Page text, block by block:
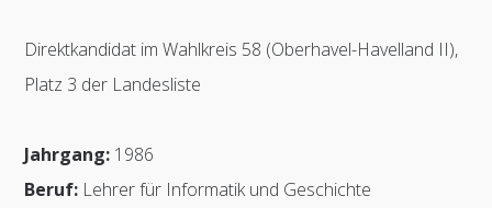
Direktkandidat im Wahlkreis 58 (Oberhavel-Havelland II),
Platz 3 der Landesliste
Jahrgang: 1986
Beruf: Lehrer für Informatik und Geschichte